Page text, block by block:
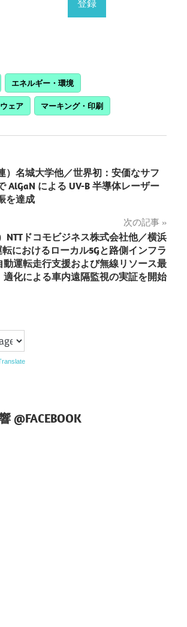
エネルギー・環境
ェア
マーキング・印刷
）名城大学他／世界初：安価なサフ
AlGaN による UV-B 半導体レーザー
を達成
次の記事
）NTTドコモビジネス株式会社他／横浜
におけるローカル5Gと路側インフラ
動運転走行支援および無線リソース最
適化による車内遠隔監視の実証を開始
@FACEBOOK